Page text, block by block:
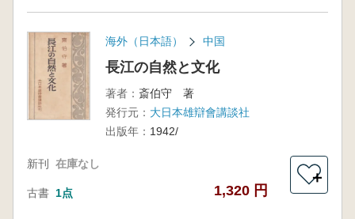
海外（日本語） 中国
長江の自然と文化
著者： 斎伯守 著
発行元： 大日本雄辯會講談社
出版年： 1942/
新刊 在庫なし
古書 1点 1,320 円
＋